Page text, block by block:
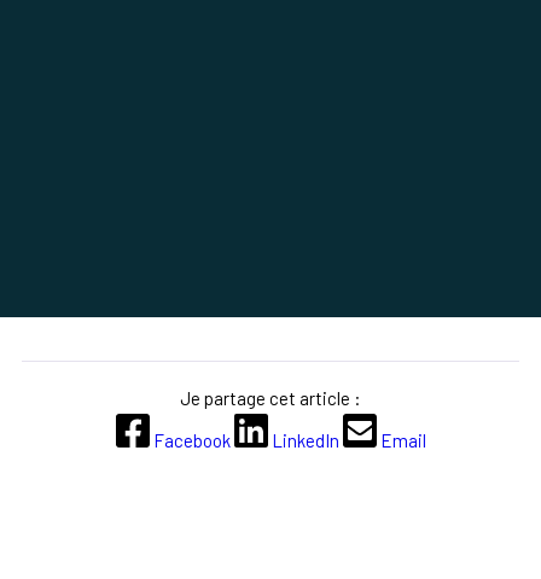
Je partage cet article :
Facebook
LinkedIn Email